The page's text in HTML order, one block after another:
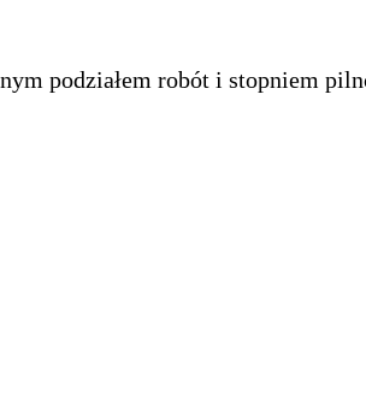
podziałem robót i stopniem